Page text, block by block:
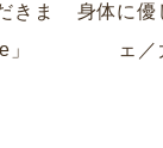
きま
身体に優
ェ